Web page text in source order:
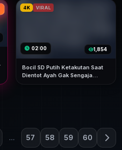
4K VIRAL
02:00 1,854
Bocil SD Putih Ketakutan Saat
Dientot Ayah Gak Sengaja
... 57 58 59 60